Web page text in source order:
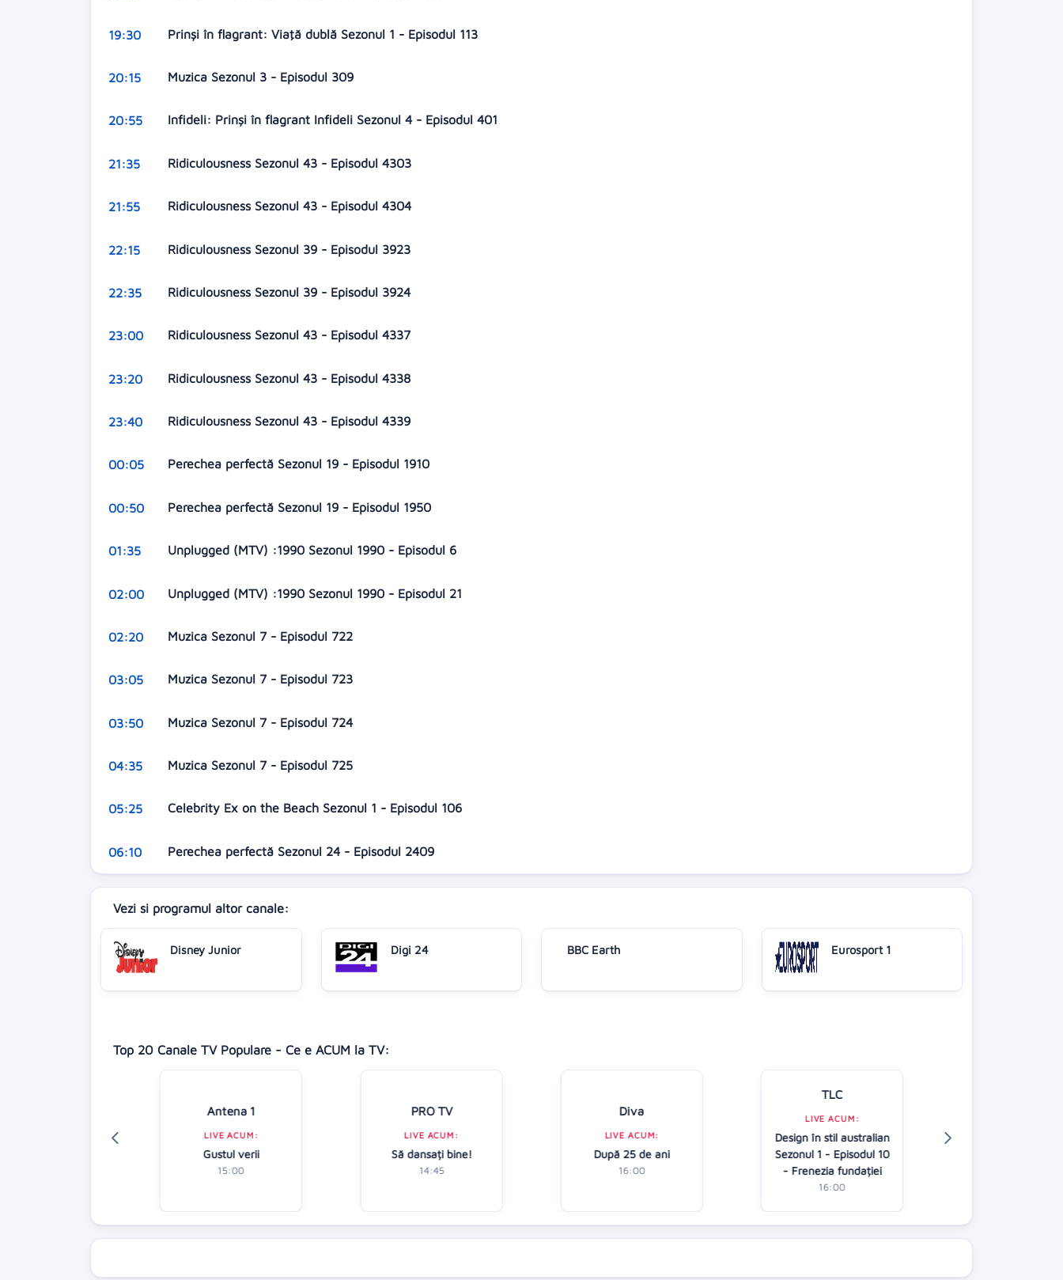
19:30 Prinşi în flagrant: Viaţă dublă Sezonul 1 - Episodul 113
20:15 Muzica Sezonul 3 - Episodul 309
20:55 Infideli: Prinşi în flagrant Infideli Sezonul 4 - Episodul 401
21:35 Ridiculousness Sezonul 43 - Episodul 4303
21:55 Ridiculousness Sezonul 43 - Episodul 4304
22:15 Ridiculousness Sezonul 39 - Episodul 3923
22:35 Ridiculousness Sezonul 39 - Episodul 3924
23:00 Ridiculousness Sezonul 43 - Episodul 4337
23:20 Ridiculousness Sezonul 43 - Episodul 4338
23:40 Ridiculousness Sezonul 43 - Episodul 4339
00:05 Perechea perfectă Sezonul 19 - Episodul 1910
00:50 Perechea perfectă Sezonul 19 - Episodul 1950
01:35 Unplugged (MTV) :1990 Sezonul 1990 - Episodul 6
02:00 Unplugged (MTV) :1990 Sezonul 1990 - Episodul 21
02:20 Muzica Sezonul 7 - Episodul 722
03:05 Muzica Sezonul 7 - Episodul 723
03:50 Muzica Sezonul 7 - Episodul 724
04:35 Muzica Sezonul 7 - Episodul 725
05:25 Celebrity Ex on the Beach Sezonul 1 - Episodul 106
06:10 Perechea perfectă Sezonul 24 - Episodul 2409
Vezi si programul altor canale:
Disney Junior Digi 24 BBC Earth Eurosport 1
Top 20 Canale TV Populare - Ce e ACUM la TV:
Antena 1
LIVE ACUM:
Gustul verii
15:00
PRO TV
LIVE ACUM:
Să dansați bine!
14:45
Diva
LIVE ACUM:
După 25 de ani
16:00
TLC
LIVE ACUM:
Design în stil australian
Sezonul 1 - Episodul 10
- Frenezia fundației
16:00